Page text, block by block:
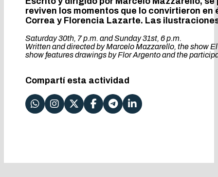
reviven los momentos que lo convirtieron
Correa y Florencia Lazarte. Las
Saturday 30th, 7 p.m. and Sunday 31st, 6 p.m.
Written and directed by Marcelo Mazzarello, the show
show features drawings by Flor Argento and the
Compartí esta actividad